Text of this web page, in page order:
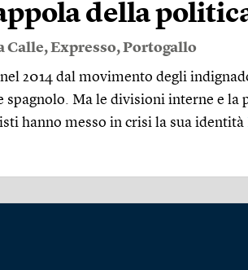
della
Calle,Expresso,Portogallo
2014 dal movimento degli
spagnolo. Ma le divisioni interne e la
hanno messo in crisi la sua identità